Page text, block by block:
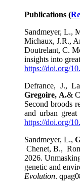
Publications (
Sandmeyer, L.,
Michaux, J.R.,
Doutrelant, C.
insights into
https://doi.org/
Defrance, J.,
Gregoire, A.&
Second broods
and urban great
https://doi.org/
Sandmeyer, L.,
Chenet, B.,
2026.
genetic and
Evolution.